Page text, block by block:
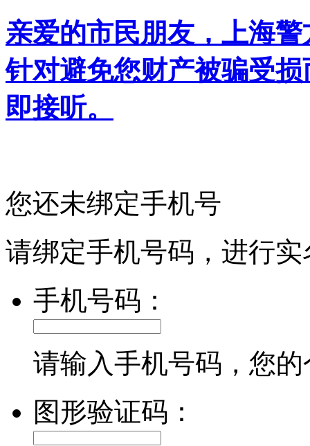
亲爱的市民朋友，上海
针对避免您财产被骗受
即接听。
您还未绑定手机号
请绑定手机号码，进行
手机号码：
请输入手机号码，您
图形验证码：